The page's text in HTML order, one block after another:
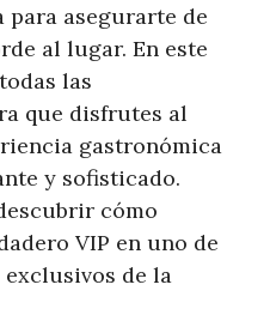
para asegurarte de
al lugar. En este
las
que disfrutes al
gastronómica
y sofisticado.
cómo
VIP en uno de
de la